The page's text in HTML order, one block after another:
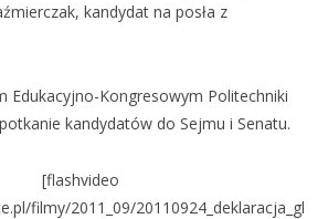
kandydat na posła z
Edukacyjno-Kongresowym Politechniki
kandydatów do Sejmu i Senatu.
[flashvideo
filmy/2011_09/20110924_deklaracja_gl